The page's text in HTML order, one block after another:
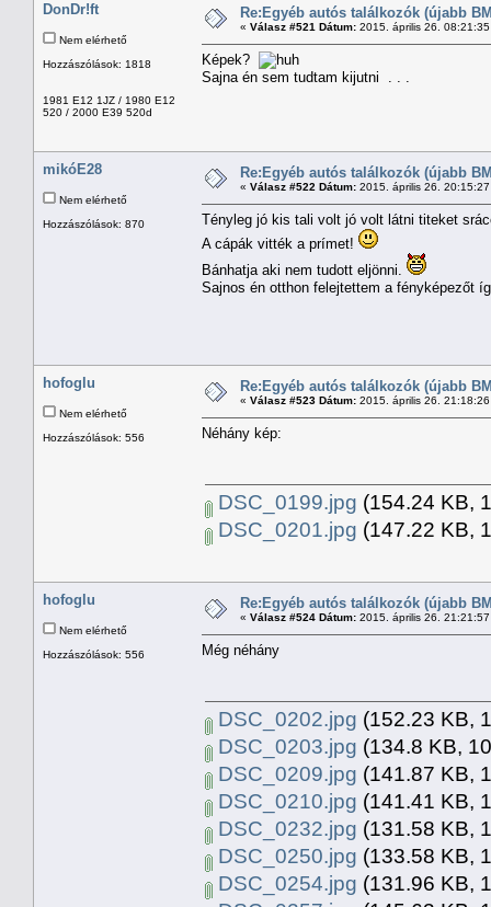
DonDr!ft
Nem elérhető
Hozzászólások: 1818
1981 E12 1JZ / 1980 E12
520 / 2000 E39 520d
Re:Egyéb autós találkozók (újabb
« Válasz #521 Dátum: 2015. április 26.
Képek?
Sajna én sem tudtam kijutni . . .
mikóE28
Nem elérhető
Hozzászólások: 870
Re:Egyéb autós találkozók (újabb
« Válasz #522 Dátum: 2015. április 26.
Tényleg jó kis tali volt jó volt látni titeket
A cápák vitték a prímet!
Bánhatja aki nem tudott eljönni.
Sajnos én otthon felejtettem a fényképezőt
hofoglu
Nem elérhető
Hozzászólások: 556
Re:Egyéb autós találkozók (újabb
« Válasz #523 Dátum: 2015. április 26.
Néhány kép:
DSC_0199.jpg (154.24 KB,
DSC_0201.jpg (147.22 KB,
hofoglu
Nem elérhető
Hozzászólások: 556
Re:Egyéb autós találkozók (újabb
« Válasz #524 Dátum: 2015. április 26.
Még néhány
DSC_0202.jpg (152.23 KB,
DSC_0203.jpg (134.8 KB,
DSC_0209.jpg (141.87 KB,
DSC_0210.jpg (141.41 KB,
DSC_0232.jpg (131.58 KB,
DSC_0250.jpg (133.58 KB,
DSC_0254.jpg (131.96 KB,